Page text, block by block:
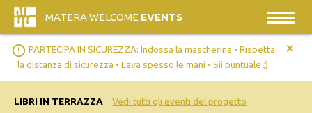
MATERA WELCOME EVENTS
error_outline PARTECIPA IN SICUREZZA: Indossa la mascherina • Rispetta
la distanza di sicurezza • Lava spesso le mani • Sii puntuale ;)
+
LIBRI IN TERRAZZA Vedi tutti gli eventi del progetto